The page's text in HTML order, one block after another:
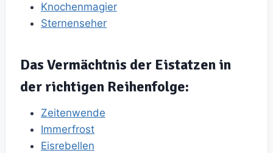
Knochenmagier
Sternenseher
Das Vermächtnis der Eistatzen in
der richtigen Reihenfolge:
Zeitenwende
Immerfrost
Eisrebellen